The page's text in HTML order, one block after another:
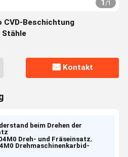
1/1
CVD-Beschichtung
Stähle
Kontakt
beim Drehen der
Dreh- und Fräseinsatz,
Drehmaschinenkarbid-